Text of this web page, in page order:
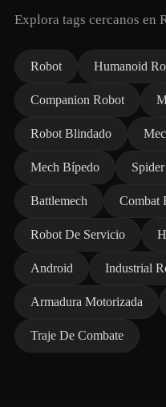
Explora tags cercanos en
Robot Humanoid
Companion Robot
Robot Blindado
Mech Bípedo
Battlemech Combat
Robot De Servicio
Android Industrial
Armadura Motorizada
Traje De Combate